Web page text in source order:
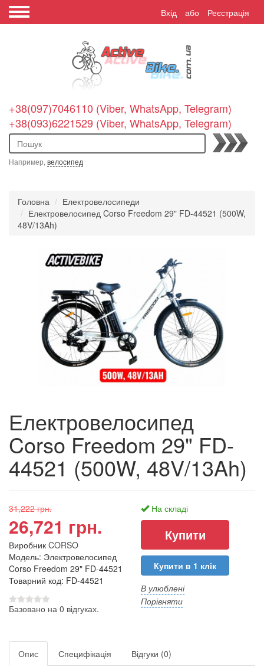
Вхід або Реєстрація
+38(097)7046110 (Viber, WhatsApp, Telegram)
+38(093)6221529 (Viber, WhatsApp, Telegram)
Пошук
Например, велосипед
Головна
Електровелосипеди
Електровелосипед Corso Freedom 29" FD-44521 (500W,
48V/13Ah)
Електровелосипед
Corso Freedom 29" FD-
44521 (500W, 48V/13Ah)
31,222 грн.
26,721 грн.
Виробник CORSO
Модель: Электровелосипед
Corso Freedom 29" FD-44521
Товарний код: FD-44521
Базовано на 0 відгуках.
На складі
Купити в 1 клік
В улюблені
Порівняти
Опис Специфікація Відгуки (0)